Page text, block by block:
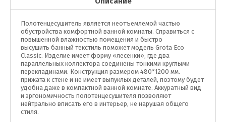
Полотенцесушитель является неотъемлемой частью
обустройства комфортной ванной комнаты. Справиться с
повышенной влажностью помещения и быстро
высушить банный текстиль поможет модель Grota Eco
Classic. Изделие имеет форму «лесенки», где два
параллельных коллектора соединены тонкими круглыми
перекладинами. Конструкция размером 480*1200 мм.
прижата к стене и не имеет выпуклых деталей, поэтому будет
удобна даже в компактной ванной комнате. Аккуратный вид
и эргономичность полотенцесушителя позволяют
нейтрально вписать его в интерьер, не нарушая общего
стиля.